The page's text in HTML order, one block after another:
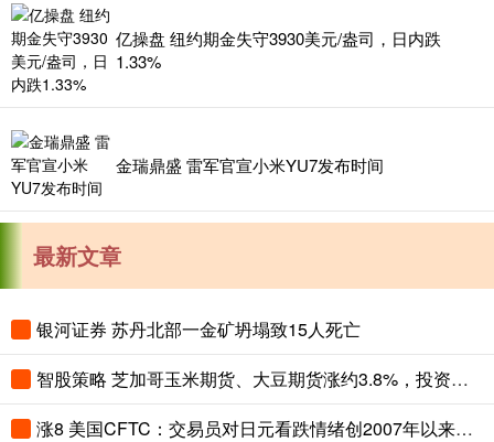
亿操盘 纽约期金失守3930美元/盎司，日内跌
1.33%
金瑞鼎盛 雷军官宣小米YU7发布时间
最新文章
银河证券 苏丹北部一金矿坍塌致15人死亡
智股策略 芝加哥玉米期货、大豆期货涨约3.8%，投资者关注夏季天气对全球农作物生长构成的风险
涨8 美国CFTC：交易员对日元看跌情绪创2007年以来最高，对美元看涨程度创2015年以来最高